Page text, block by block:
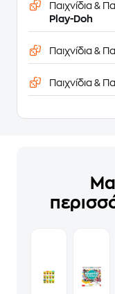
Παιχνίδια &
Play-Doh
Παιχνίδια &
Παιχνίδια &